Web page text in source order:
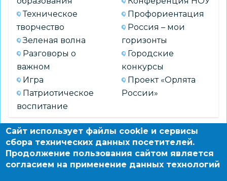
Техническое
творчество
Зеленая волна
Разговоры о
важном
Игра
Патриотическое
воспитание
Профориентация
Россия – мои
горизонты
Городские
конкурсы
Проект «Орлята
России»
АРХИВ
Сайт использует файлы cookie и сервисы
сбора технических данных посетителей.
Продолжение пользования сайтом является
согласием на применение данных технологий